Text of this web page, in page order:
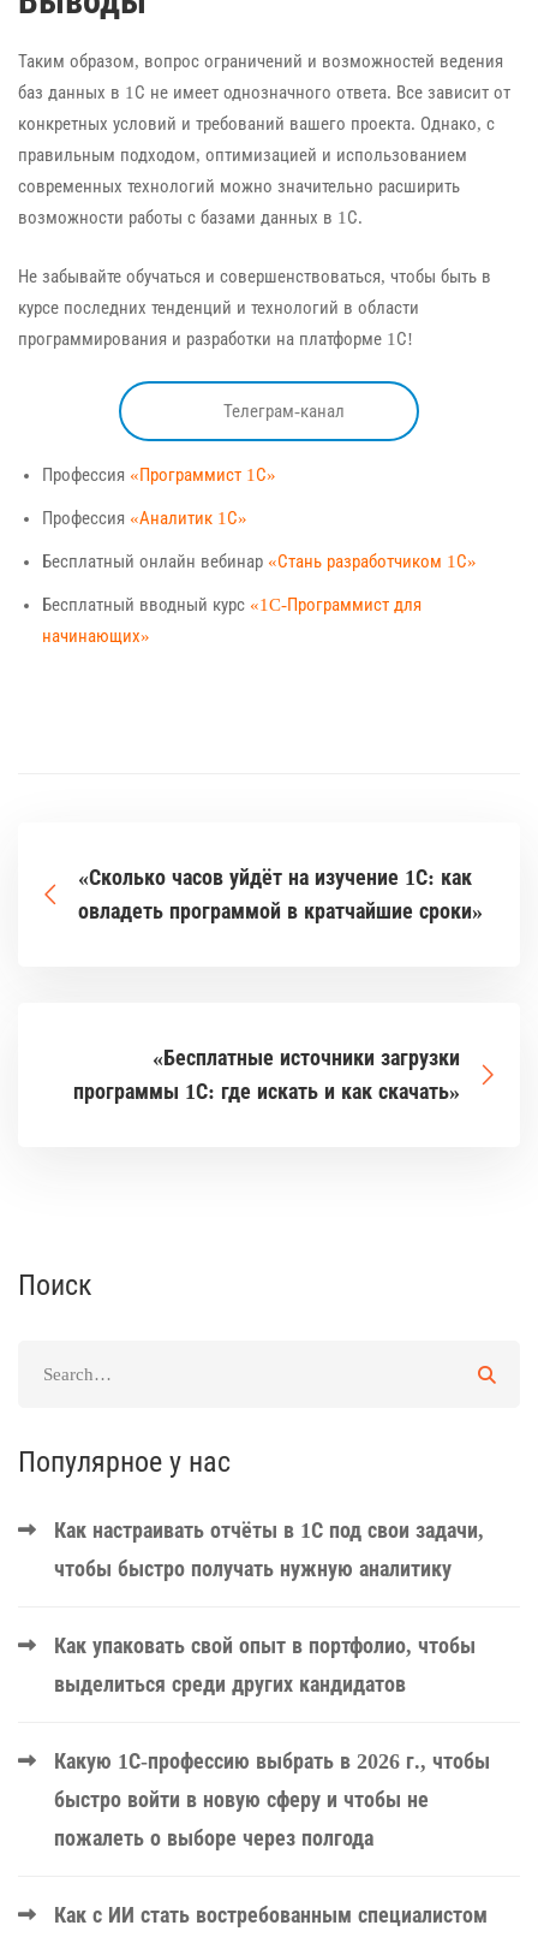
Таким образом, вопрос ограничений и возможностей ведения
баз данных в 1С не имеет однозначного ответа. Все зависит от
конкретных условий и требований вашего проекта. Однако, с
правильным подходом, оптимизацией и использованием
современных технологий можно значительно расширить
возможности работы с базами данных в 1С.
Не забывайте обучаться и совершенствоваться, чтобы быть в
курсе последних тенденций и технологий в области
программирования и разработки на платформе 1С!
Телеграм-канал
Профессия «Программист 1С»
Профессия «Аналитик 1С»
Бесплатный онлайн вебинар «Стань разработчиком 1С»
Бесплатный вводный курс «1C-Программист для
начинающих»
«Сколько часов уйдёт на изучение 1С: как
овладеть программой в кратчайшие сроки»
«Бесплатные источники загрузки
программы 1С: где искать и как скачать»
Поиск
Популярное у нас
Как настраивать отчёты в 1С под свои задачи,
чтобы быстро получать нужную аналитику
Как упаковать свой опыт в портфолио, чтобы
выделиться среди других кандидатов
Какую 1С-профессию выбрать в 2026 г., чтобы
быстро войти в новую сферу и чтобы не
пожалеть о выборе через полгода
Как с ИИ стать востребованным специалистом